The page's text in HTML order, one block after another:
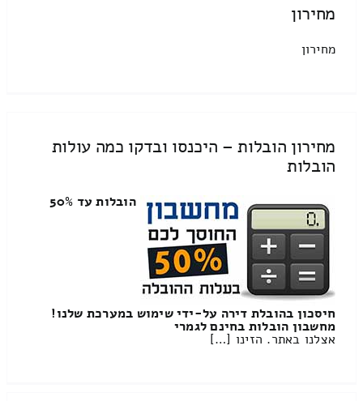
מחירון
מחירון
מחירון הובלות – היכנסו ובדקו כמה עולות
הובלות
הובלות עד 50%
חיסכון בהובלת דירה על-ידי שימוש במערכת שלנו!
מחשבון הובלות בחינם לגמרי
אצלנו באתר. הזינו […]